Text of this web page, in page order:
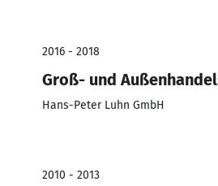
2016 - 2018
Groß- und
Hans-Peter Luhn GmbH
2010 - 2013